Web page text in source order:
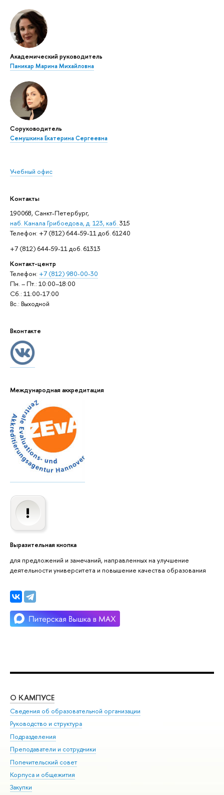
Академический руководитель
Паникар Марина Михайловна
Соруководитель
Семушкина Екатерина Сергеевна
Учебный офис
Контакты
190068, Санкт-Петербург,
наб. Канала Грибоедова, д. 123, каб. 315
Телефон: +7 (812) 644-59-11 доб. 61240
+7 (812) 644-59-11 доб. 61313
Контакт-центр
Телефон: +7 (812) 980-00-30
Пн. – Пт.: 10:00–18:00
Сб.: 11:00-17:00
Вс.: Выходной
Вконтакте
Международная аккредитация
Выразительная кнопка
для предложений и замечаний, направленных на улучшение
деятельности университета и повышение качества образования
О КАМПУСЕ
Сведения об образовательной организации
Руководство и структура
Подразделения
Преподаватели и сотрудники
Попечительский совет
Корпуса и общежития
Закупки